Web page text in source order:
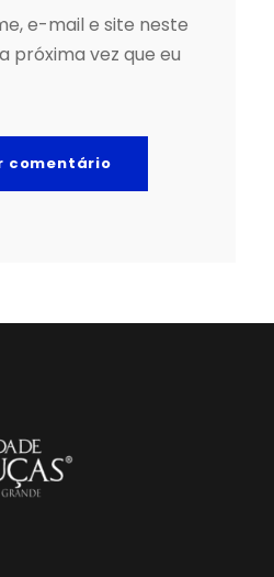
e-mail e site neste
próxima vez que eu